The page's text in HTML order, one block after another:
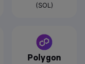
(SOL)
Polygon